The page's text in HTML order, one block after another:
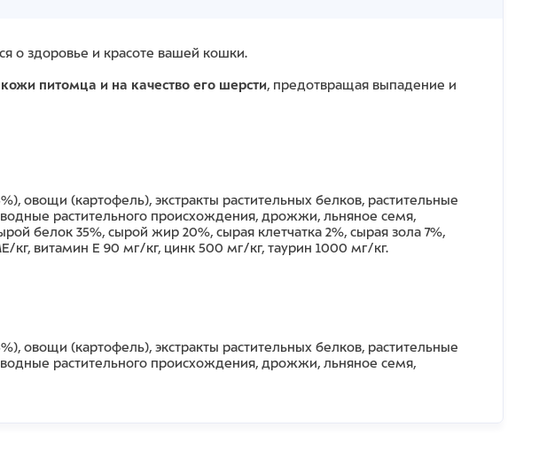
о здоровье и красоте вашей кошки.
питомца и на качество его шерсти, предотвращая выпадение и
овощи (картофель), экстракты растительных белков, растительные
растительного происхождения, дрожжи, льняное семя,
белок 35%, сырой жир 20%, сырая клетчатка 2%, сырая зола 7%,
витамин Е 90 мг/кг, цинк 500 мг/кг, таурин 1000 мг/кг.
овощи (картофель), экстракты растительных белков, растительные
растительного происхождения, дрожжи, льняное семя,